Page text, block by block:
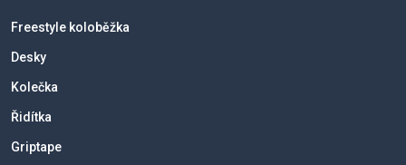
Freestyle koloběžka
Desky
Kolečka
Řidítka
Griptape